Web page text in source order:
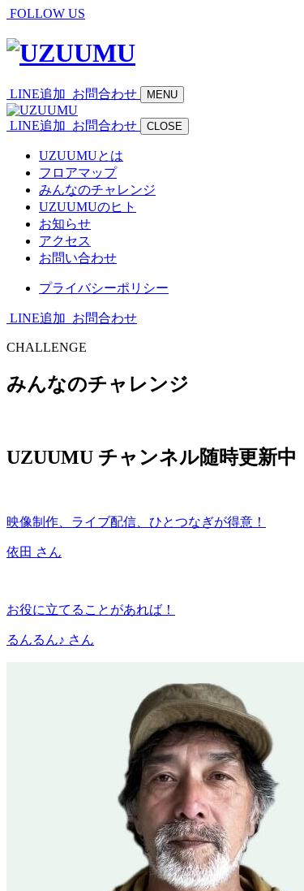
FOLLOW US
LINE追加 お問合わせ MENU
LINE追加 お問合わせ CLOSE
UZUUMUとは
フロアマップ
みんなのチャレンジ
UZUUMUのヒト
お知らせ
アクセス
お問い合わせ
プライバシーポリシー
LINE追加 お問合わせ
CHALLENGE
みんなのチャレンジ
UZUUMU チャンネル随時更新中
映像制作、ライブ配信、ひとつなぎが得意！
依田 さん
お役に立てることがあれば！
るんるん♪ さん